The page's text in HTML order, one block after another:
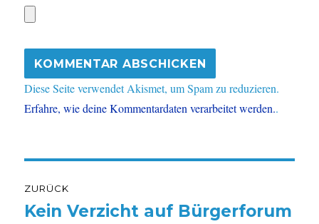
Diese Seite verwendet Akismet, um Spam zu reduzieren.
Erfahre, wie deine Kommentardaten verarbeitet werden..
ZURÜCK
Vorheriger
Kein Verzicht auf Bürgerforum